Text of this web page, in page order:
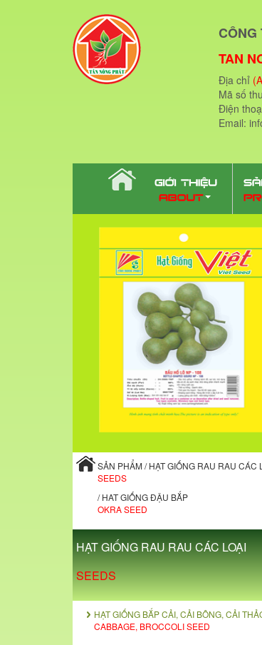
CÔNG
TAN
Địa chỉ
Mã số
Điện
Email:
SẢN PHẨM / HẠT GIỐNG RAU RAU CÁC
SEEDS
/ HAT GIỐNG ĐẬU BẮP
OKRA SEED
HẠT GIỐNG RAU RAU CÁC LOẠI
SEEDS
HẠT GIỐNG BẮP CẢI, CẢI BÔNG, CẢI
CABBAGE, BROCCOLI SEED